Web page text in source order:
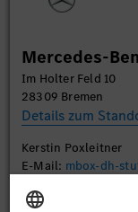
Mercedes-
Im Holter Feld 10
28309 Bremen
Details zum
Kerstin Poxleitner
E-Mail: mbox-dh-